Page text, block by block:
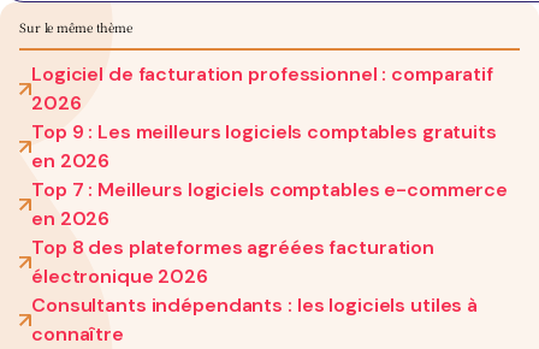
Sur le même thème
Logiciel de facturation professionnel : comparatif
2026
Top 9 : Les meilleurs logiciels comptables gratuits
en 2026
Top 7 : Meilleurs logiciels comptables e-commerce
en 2026
Top 8 des plateformes agréées facturation
électronique 2026
Consultants indépendants : les logiciels utiles à
connaître